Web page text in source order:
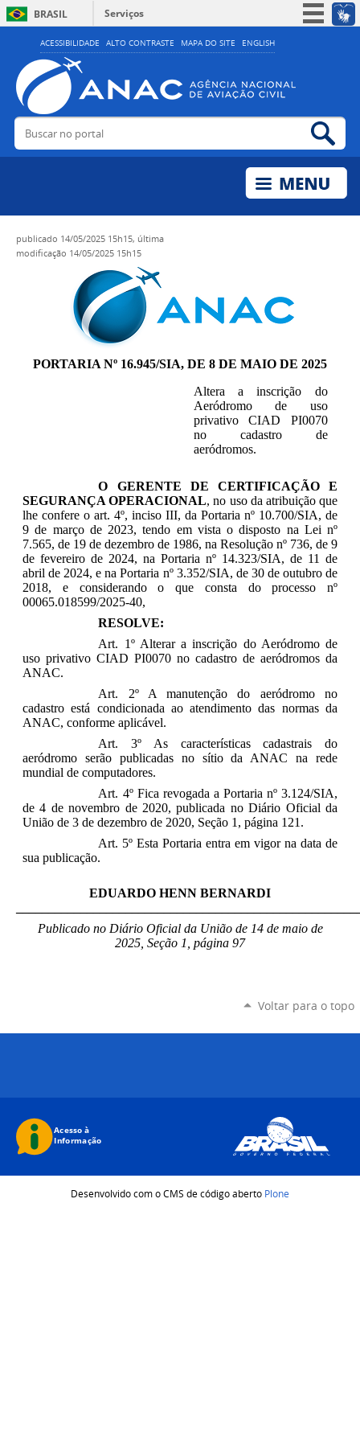
ACESSIBILIDADE ALTO CONTRASTE MAPA DO SITE ENGLISH
BRASIL
Serviços
Simplifique!
Acesso à informação
Legislação
Buscar no portal
publicado 14/05/2025 15h15, última
modificação 14/05/2025 15h15
PORTARIA Nº 16.945/SIA, DE 8 DE MAIO DE 2025
Altera a inscrição do
Aeródromo de uso
privativo CIAD PI0070
no cadastro de
aeródromos.
O GERENTE DE CERTIFICAÇÃO E
SEGURANÇA OPERACIONAL, no uso da atribuição que
lhe confere o art. 4º, inciso III, da Portaria nº 10.700/SIA, de
9 de março de 2023, tendo em vista o disposto na Lei nº
7.565, de 19 de dezembro de 1986, na Resolução nº 736, de 9
de fevereiro de 2024, na Portaria nº 14.323/SIA, de 11 de
abril de 2024, e na Portaria nº 3.352/SIA, de 30 de outubro de
2018, e considerando o que consta do processo nº
00065.018599/2025-40,
RESOLVE:
Art. 1º Alterar a inscrição do Aeródromo de
uso privativo CIAD PI0070 no cadastro de aeródromos da
ANAC.
Art. 2º A manutenção do aeródromo no
cadastro está condicionada ao atendimento das normas da
ANAC, conforme aplicável.
Art. 3º As características cadastrais do
aeródromo serão publicadas no sítio da ANAC na rede
mundial de computadores.
Art. 4º Fica revogada a Portaria nº 3.124/SIA,
de 4 de novembro de 2020, publicada no Diário Oficial da
União de 3 de dezembro de 2020, Seção 1, página 121.
Art. 5º Esta Portaria entra em vigor na data de
sua publicação.
EDUARDO HENN BERNARDI
Publicado no Diário Oficial da União de 14 de maiode
2025, Seção 1, página 97
Voltar para o topo
Desenvolvido com o CMS de código aberto Plone